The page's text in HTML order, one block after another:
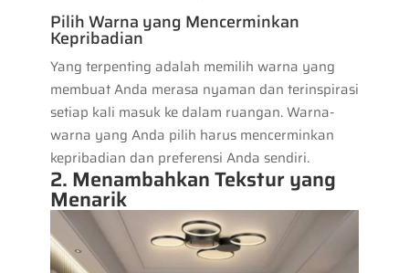
Pilih Warna yang Mencerminkan
Kepribadian
Yang terpenting adalah memilih warna yang
membuat Anda merasa nyaman dan terinspirasi
setiap kali masuk ke dalam ruangan. Warna-
warna yang Anda pilih harus mencerminkan
kepribadian dan preferensi Anda sendiri.
2. Menambahkan Tekstur yang
Menarik